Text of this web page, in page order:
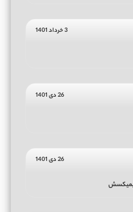
3 خرداد 1401
26 دی 1401
26 دی 1401